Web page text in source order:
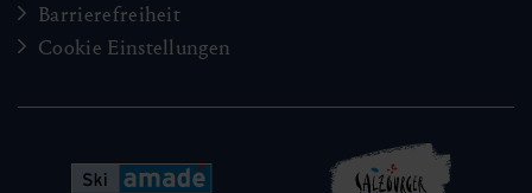
Barrierefreiheit
Cookie Einstellungen